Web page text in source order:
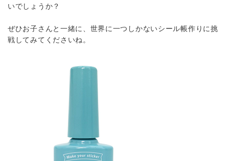
いでしょうか？
ぜひお子さんと一緒に、世界に一つしかないシール帳作りに挑
戦してみてくださいね。